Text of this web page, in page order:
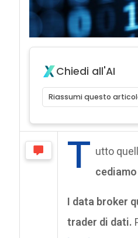
Chiedi all'AI
Riassumi questo
T utto
I data broker
trader di dati.